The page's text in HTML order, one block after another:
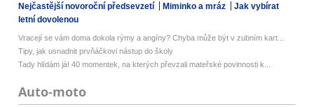
Nejčastější novoroční předsevzetí Miminko a mráz
Jak vybírat
letní dovolenou
Vracejí se vám doma dokola rýmy a angíny? Chyba může být v zubním kart...
Tipy, jak usnadnit prvňáčkovi nástup do školy
Tady hlídám já! 40 momentek, na kterých převzali mateřské povinnosti k...
Auto-moto